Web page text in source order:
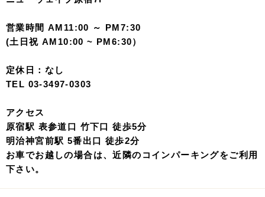
営業時間 AM11:00 ～ PM7:30
(土日祝 AM10:00 ~ PM6:30）
定休日：なし
TEL 03-3497-0303
アクセス
原宿駅 表参道口 竹下口 徒歩5分
明治神宮前駅 5番出口 徒歩2分
お車でお越しの場合は、近隣のコインパーキングをご利用
下さい。